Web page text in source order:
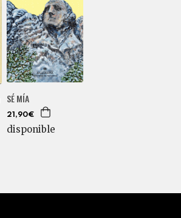
SÉ MÍA
21,90€
disponible